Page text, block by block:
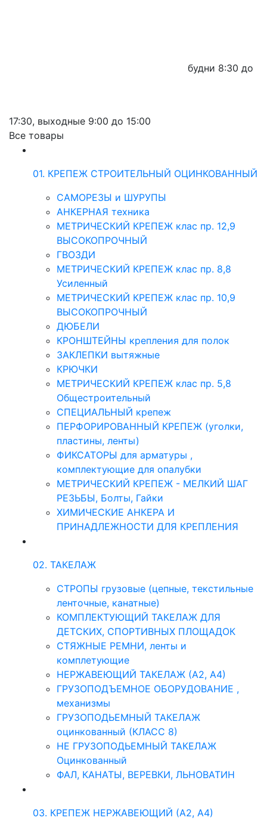
будни 8:30 до
17:30, выходные 9:00 до 15:00
Все товары
01. КРЕПЕЖ СТРОИТЕЛЬНЫЙ ОЦИНКОВАННЫЙ
САМОРЕЗЫ и ШУРУПЫ
АНКЕРНАЯ техника
МЕТРИЧЕСКИЙ КРЕПЕЖ клас пр. 12,9
ВЫСОКОПРОЧНЫЙ
ГВОЗДИ
МЕТРИЧЕСКИЙ КРЕПЕЖ клас пр. 8,8
Усиленный
МЕТРИЧЕСКИЙ КРЕПЕЖ клас пр. 10,9
ВЫСОКОПРОЧНЫЙ
ДЮБЕЛИ
КРОНШТЕЙНЫ крепления для полок
ЗАКЛЕПКИ вытяжные
КРЮЧКИ
МЕТРИЧЕСКИЙ КРЕПЕЖ клас пр. 5,8
Общестроительный
СПЕЦИАЛЬНЫЙ крепеж
ПЕРФОРИРОВАННЫЙ КРЕПЕЖ (уголки,
пластины, ленты)
ФИКСАТОРЫ для арматуры ,
комплектующие для опалубки
МЕТРИЧЕСКИЙ КРЕПЕЖ - МЕЛКИЙ ШАГ
РЕЗЬБЫ, Болты, Гайки
ХИМИЧЕСКИЕ АНКЕРА И
ПРИНАДЛЕЖНОСТИ ДЛЯ КРЕПЛЕНИЯ
02. ТАКЕЛАЖ
СТРОПЫ грузовые (цепные, текстильные
ленточные, канатные)
КОМПЛЕКТУЮЩИЙ ТАКЕЛАЖ ДЛЯ
ДЕТСКИХ, СПОРТИВНЫХ ПЛОЩАДОК
СТЯЖНЫЕ РЕМНИ, ленты и
комплетующие
НЕРЖАВЕЮЩИЙ ТАКЕЛАЖ (А2, А4)
ГРУЗОПОДЪЕМНОЕ ОБОРУДОВАНИЕ ,
механизмы
ГРУЗОПОДЬЕМНЫЙ ТАКЕЛАЖ
оцинкованный (КЛАСС 8)
НЕ ГРУЗОПОДЬЕМНЫЙ ТАКЕЛАЖ
Оцинкованный
ФАЛ, КАНАТЫ, ВЕРЕВКИ, ЛЬНОВАТИН
03. КРЕПЕЖ НЕРЖАВЕЮЩИЙ (А2, А4)